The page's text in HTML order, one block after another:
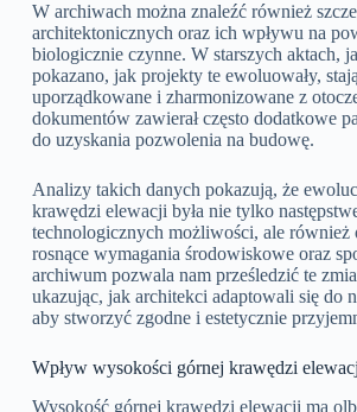
W archiwach można znaleźć również
architektonicznych oraz ich wpływu na
biologicznie czynne. W starszych aktach,
pokazano, jak projekty te ewoluowały,
uporządkowane i zharmonizowane z
dokumentów zawierał często dodatkowe
do uzyskania pozwolenia na budowę.
Analizy takich danych pokazują, że
krawędzi elewacji była nie tylko
technologicznych możliwości, ale również
rosnące wymagania środowiskowe oraz
archiwum pozwala nam prześledzić te
ukazując, jak architekci adaptowali się do
aby stworzyć zgodne i estetycznie
Wpływ wysokości górnej krawędzi
Wysokość górnej krawędzi elewacji ma